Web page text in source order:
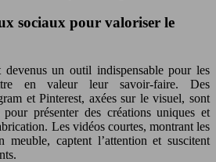
sociaux pour valoriser le
devenus un outil indispensable pour les
en valeur leur savoir-faire. Des
et Pinterest, axées sur le visuel, sont
pour présenter des créations uniques et
Les vidéos courtes, montrant les
meuble, captent l’attention et suscitent